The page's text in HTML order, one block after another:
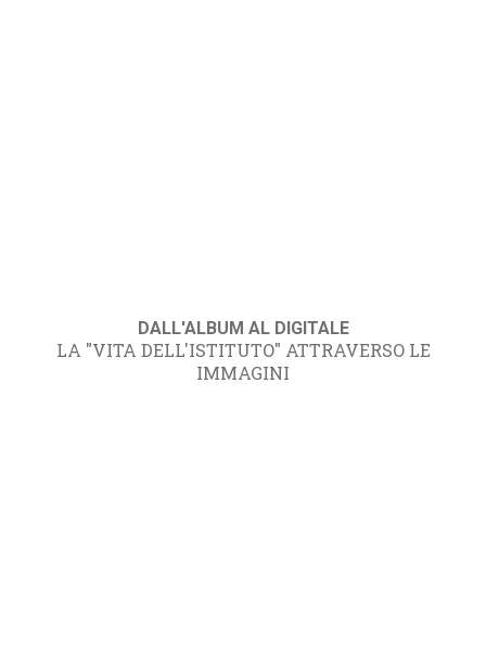
DALL'ALBUM AL DIGITALE
LA "VITA DELL'ISTITUTO" ATTRAVERSO LE
IMMAGINI